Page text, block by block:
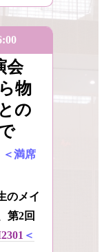
会
物
の
＜満席
のメイ
第2回
＜